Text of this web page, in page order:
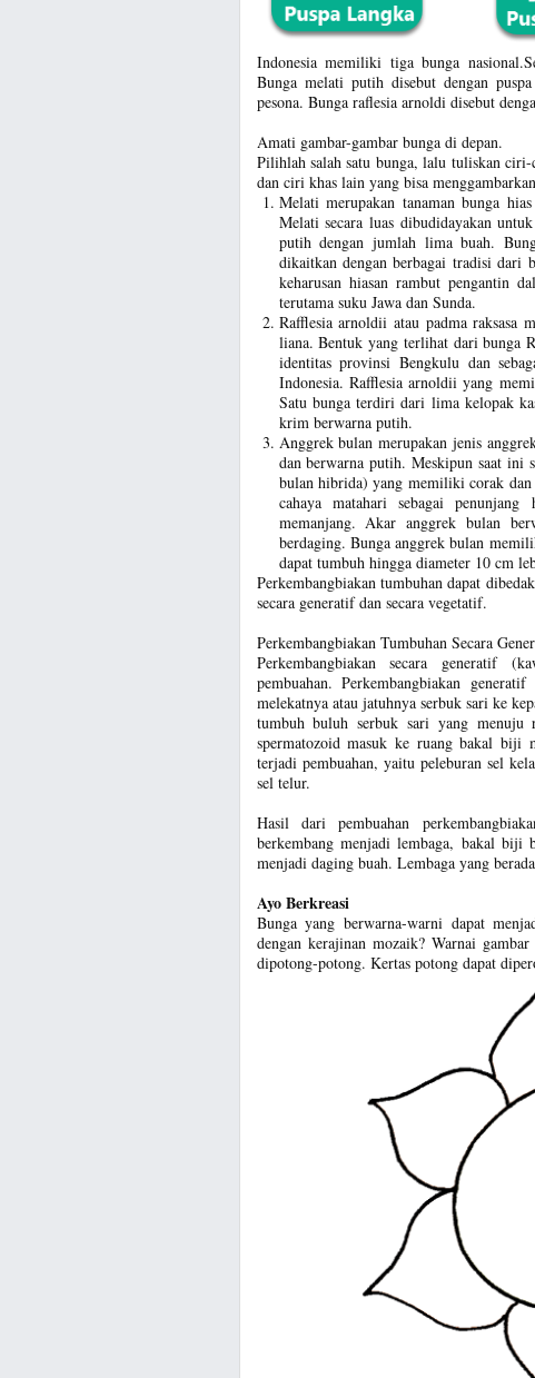
Indonesia memiliki tiga bunga
Bunga melati putih disebut dengan
pesona. Bunga raflesia arnoldi disebut
Amati gambar-gambar bunga di depan.
Pilihlah salah satu bunga, lalu tuliskan
dan ciri khas lain yang bisa
Melati merupakan tanaman bunga
Melati secara luas dibudidayakan
putih dengan jumlah lima buah.
dikaitkan dengan berbagai tradisi dari
keharusan hiasan rambut pengantin
terutama suku Jawa dan Sunda.
Rafflesia arnoldii atau padma raksasa
liana. Bentuk yang terlihat dari bunga
identitas provinsi Bengkulu dan
Indonesia. Rafflesia arnoldii yang
Satu bunga terdiri dari lima kelopak
krim berwarna putih.
Anggrek bulan merupakan jenis
dan berwarna putih. Meskipun saat ini
bulan hibrida) yang memiliki corak
cahaya matahari sebagai
memanjang. Akar anggrek bulan
berdaging. Bunga anggrek bulan
dapat tumbuh hingga diameter 10 cm
Perkembangbiakan tumbuhan dapat
secara generatif dan secara vegetatif.
Perkembangbiakan Tumbuhan Secara
Perkembangbiakan secara generatif
pembuahan. Perkembangbiakan
melekatnya atau jatuhnya serbuk sari ke
tumbuh buluh serbuk sari yang
spermatozoid masuk ke ruang bakal
terjadi pembuahan, yaitu peleburan sel
sel telur.
Hasil dari pembuahan
berkembang menjadi lembaga, bakal biji
menjadi daging buah. Lembaga yang
Ayo Berkreasi
Bunga yang berwarna-warni dapat
dengan kerajinan mozaik? Warnai
dipotong-potong. Kertas potong dapat